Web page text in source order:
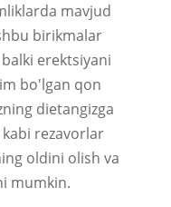
mavjud
birikmalar
erektsiyani
bo'lgan qon
dietangizga
rezavorlar
oldini olish va
mumkin.